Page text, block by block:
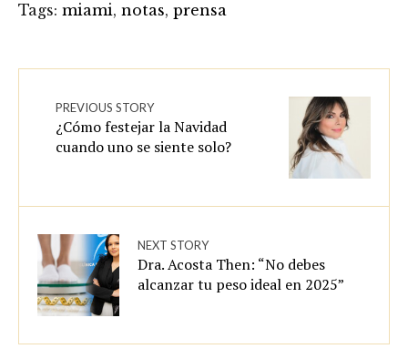
Tags: miami, notas, prensa
PREVIOUS STORY
¿Cómo festejar la Navidad
cuando uno se siente solo?
NEXT STORY
Dra. Acosta Then: “No debes
alcanzar tu peso ideal en 2025”